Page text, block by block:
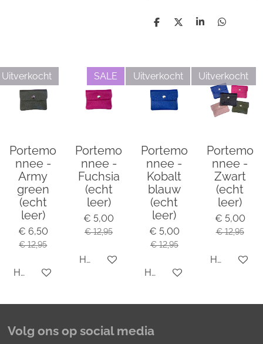
D
n
D
S
e
D
n
Uitverkocht
Portemo
nnee -
Army
green
(echt
leer)
€ 6,50
€ 12,95
Houd mij op de hoogte
SALE
Portemo
nnee -
Fuchsia
(echt
leer)
€ 5,00
€ 12,95
Houd mij op de hoogte
Uitverkocht
Portemo
nnee -
Kobalt
blauw
(echt
leer)
€ 5,00
€ 12,95
Houd mij op de hoogte
Uitverkocht
Portemo
nnee -
Zwart
(echt
leer)
€ 5,00
€ 12,95
Houd mij
Volg ons op social media